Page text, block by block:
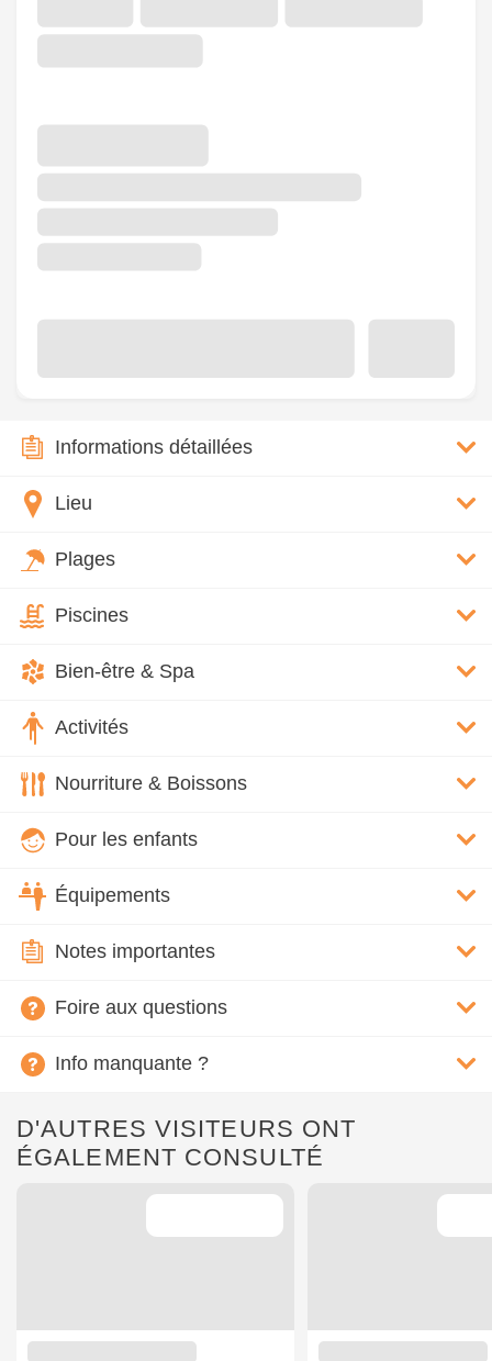
Informations détaillées
Lieu
Plages
Piscines
Bien-être & Spa
Activités
Nourriture & Boissons
Pour les enfants
Équipements
Notes importantes
Foire aux questions
Info manquante ?
D'AUTRES VISITEURS ONT
ÉGALEMENT CONSULTÉ